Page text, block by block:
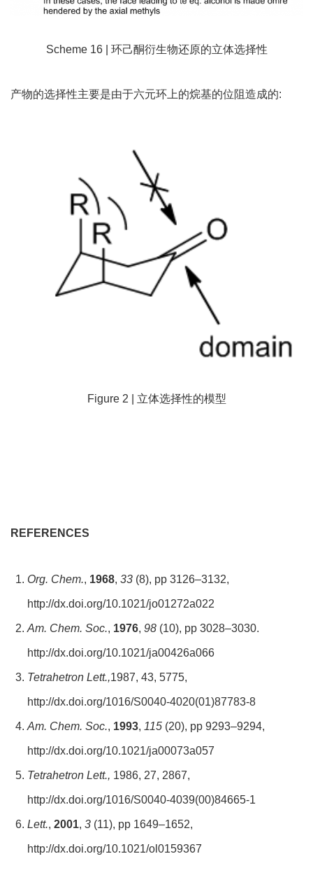
Scheme 16 | 环己酮衍生物还原的立体选择性
产物的选择性主要是由于六元环上的烷基的位阻造成的:
Figure 2 | 立体选择性的模型
REFERENCES
Org. Chem., 1968, 33 (8), pp 3126–3132,
http://dx.doi.org/10.1021/jo01272a022
Am. Chem. Soc., 1976, 98 (10), pp 3028–3030.
http://dx.doi.org/10.1021/ja00426a066
Tetrahetron Lett.,1987, 43, 5775,
http://dx.doi.org/1016/S0040-4020(01)87783-8
Am. Chem. Soc., 1993, 115 (20), pp 9293–9294,
http://dx.doi.org/10.1021/ja00073a057
Tetrahetron Lett., 1986, 27, 2867,
http://dx.doi.org/1016/S0040-4039(00)84665-1
Lett., 2001, 3 (11), pp 1649–1652,
http://dx.doi.org/10.1021/ol0159367